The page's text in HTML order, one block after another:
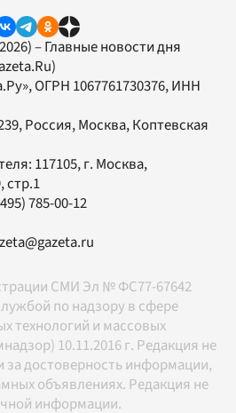
– Главные новости дня
, ОГРН 1067761730376, ИНН
Россия, Москва, Коптевская
117105, г. Москва,
стр.1
785-00-12
СМИ Эл № ФС77-67642
по надзору в сфере
технологий и массовых
10.11.2016 г. Редакция не
за достоверность информации,
объявлениях. Редакция не
информации.